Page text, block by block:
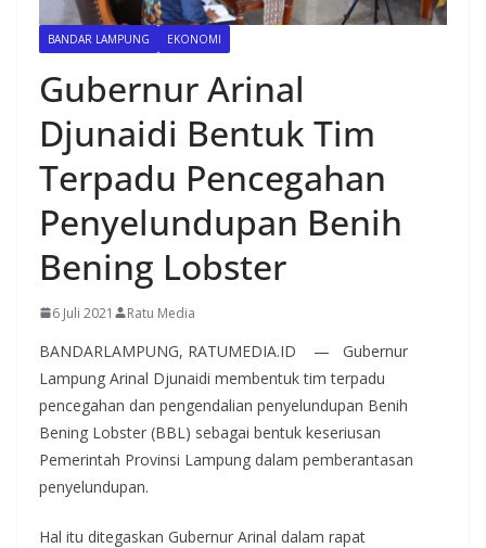
BANDAR LAMPUNG EKONOMI
Gubernur Arinal
Djunaidi Bentuk Tim
Terpadu Pencegahan
Penyelundupan Benih
Bening Lobster
6 Juli 2021 Ratu Media
BANDARLAMPUNG, RATUMEDIA.ID — Gubernur
Lampung Arinal Djunaidi membentuk tim terpadu
pencegahan dan pengendalian penyelundupan Benih
Bening Lobster (BBL) sebagai bentuk keseriusan
Pemerintah Provinsi Lampung dalam pemberantasan
penyelundupan.
Hal itu ditegaskan Gubernur Arinal dalam rapat